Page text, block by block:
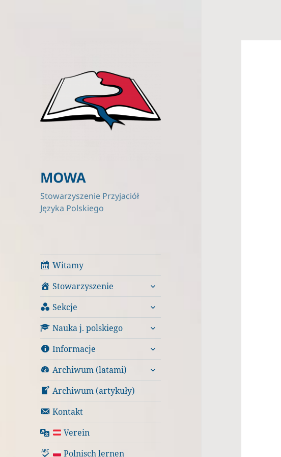
MOWA
Stowarzyszenie Przyjaciół
Języka Polskiego
Witamy
Stowarzyszenie
rozwiń
menu
potomne
Sekcje
rozwiń
menu
potomne
Nauka j. polskiego
rozwiń
menu
potomne
Informacje
rozwiń
menu
potomne
Archiwum (latami)
rozwiń
menu
Archiwum (artykuły)
Kontakt
Verein
Polnisch lernen